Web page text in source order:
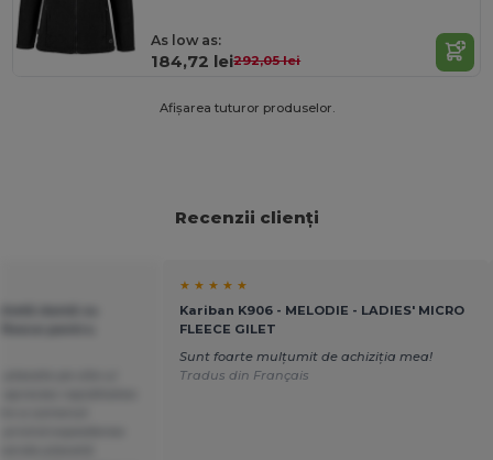
As low as:
184,72 lei292,05 lei
Afișarea tuturor produselor.
Recenzii clienți
★ ★ ★ ★ ★
Kariban K906 - MELODIE - LADIES' MICRO
FLEECE GILET
Sunt foarte mulțumit de achiziția mea!
Tradus din Français